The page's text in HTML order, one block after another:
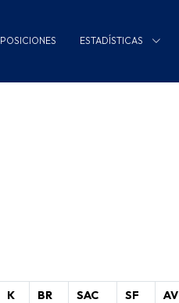
POSICIONES ESTADÍSTICAS
K BR SAC SF